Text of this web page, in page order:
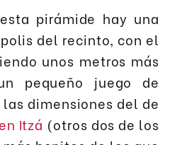
pirámide hay una
del recinto, con el
unos metros más
pequeño juego de
dimensiones del de
Itzá (otros dos de los